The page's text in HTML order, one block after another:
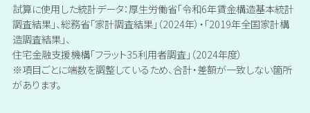
試算に使用した統計データ：厚生労働省「令和6年賃金構造基本統計
調査結果」、総務省「家計調査結果」（2024年）・「2019年全国家計構
造調査結果」、
住宅金融支援機構「フラット35利用者調査」（2024年度）
※項目ごとに端数を調整しているため、合計・差額が一致しない箇所
があります。